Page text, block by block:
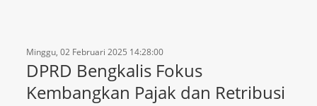
Minggu, 02 Februari 2025 14:28:00
DPRD Bengkalis Fokus
Kembangkan Pajak dan Retribusi